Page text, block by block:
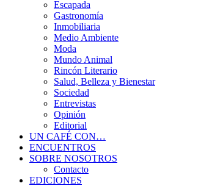
Escapada
Gastronomía
Inmobiliaria
Medio Ambiente
Moda
Mundo Animal
Rincón Literario
Salud, Belleza y Bienestar
Sociedad
Entrevistas
Opinión
Editorial
UN CAFÉ CON…
ENCUENTROS
SOBRE NOSOTROS
Contacto
EDICIONES